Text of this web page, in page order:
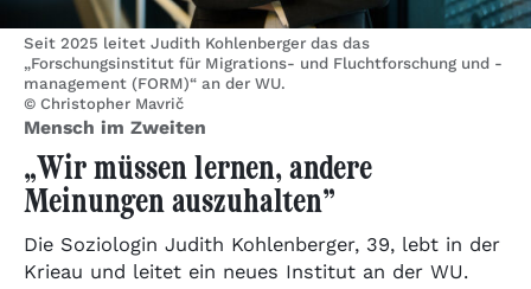
Seit 2025 leitet Judith Kohlenberger das das
„Forschungsinstitut für Migrations- und Fluchtforschung und -
management (FORM)“ an der WU.
© Christopher Mavrič
Mensch im Zweiten
„Wir müssen lernen, andere
Meinungen auszuhalten”
Die Soziologin Judith Kohlenberger, 39, lebt in der
Krieau und leitet ein neues Institut an der WU.